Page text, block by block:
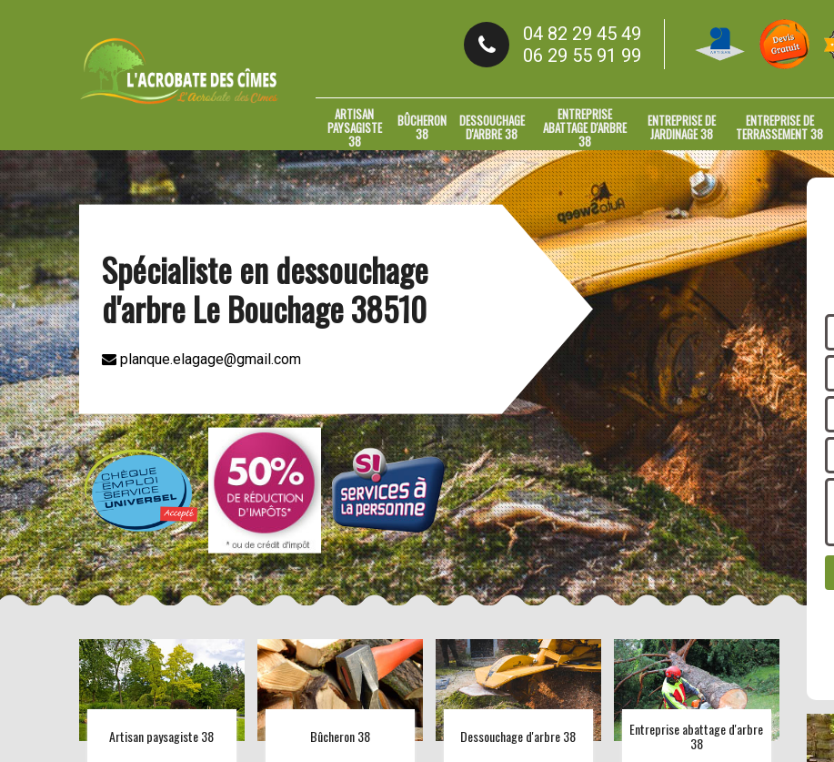
04 82 29 45 49
06 29 55 91 99
ARTISAN
PAYSAGISTE
38
BÛCHERON
38
DESSOUCHAGE
D'ARBRE 38
ENTREPRISE
ABATTAGE D'ARBRE
38
ENTREPRISE DE
JARDINAGE 38
ENTREPRISE DE
TERRASSEMENT 38
Spécialiste en dessouchage
d'arbre Le Bouchage 38510
planque.elagage@gmail.com
Artisan paysagiste 38 Bûcheron 38 Dessouchage d'arbre 38 Entreprise abattage d'arbre
38